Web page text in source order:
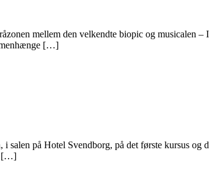
mellem den velkendte biopic og musicalen
[…]
på Hotel Svendborg, på det første kursus
[…]